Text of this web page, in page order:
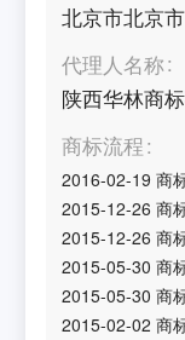
北京市北京
代理人名称
陕西华林商
商标流程
2016-02-19 商
2015-12-26 商
2015-12-26 商
2015-05-30 商
2015-05-30 商
2015-02-02 商